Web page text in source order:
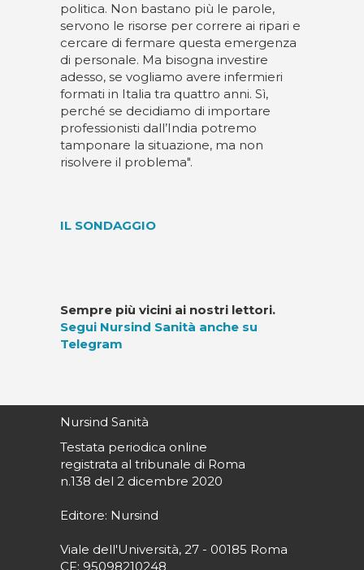
politica. Non bastano più le parole,
servono le risorse per correre ai ripari e
cercare di fermare questa emergenza
di personale. Ma bisogna investire
adesso, se vogliamo avere infermieri
formati in Italia tra quattro anni. Sì,
perché se decidiamo di importare
professionisti dall’India potremo
tamponare la situazione, ma non
risolvere il problema".
IL SONDAGGIO
Sempre più vicini ai nostri lettori.
Segui Nursind Sanità anche su
Telegram
Nursind Sanità
Testata periodica online
registrata al tribunale di Roma
n.138 del 2 dicembre 2020
Editore: Nursind
Viale dell'Università, 27 - 00185 Roma
CF: 95098210248